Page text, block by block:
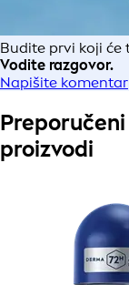
Budite prvi koji će
Vodite razgovor.
Napišite komentar
Preporučeni
proizvodi